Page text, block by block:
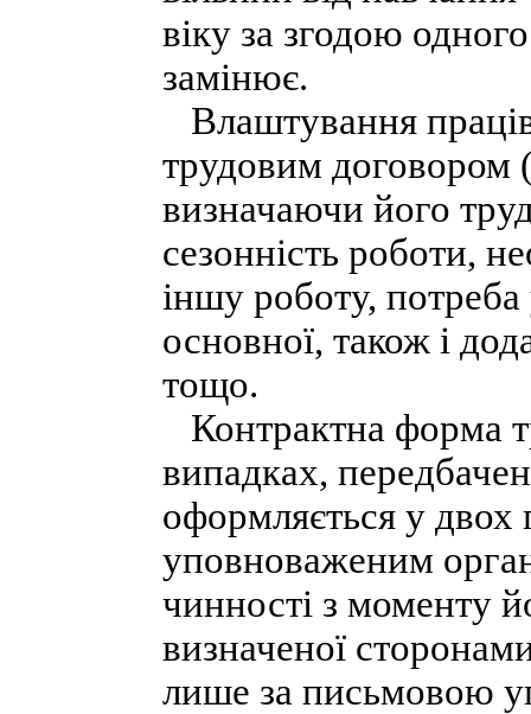
віку за згодою
замінює.
Влаштування
трудовим договором
визначаючи його
сезонність роботи,
іншу роботу, потреба
основної, також і
тощо.
Контрактна форма
випадках,
оформляється у
уповноваженим
чинності з моменту
визначеної
лише за письмовою